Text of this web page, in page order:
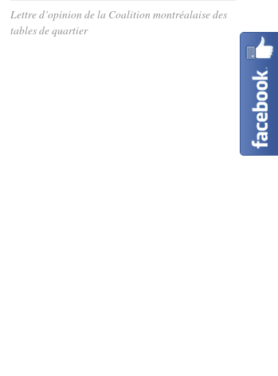
Lettre d’opinion de la Coalition montréalaise des
tables de quartier